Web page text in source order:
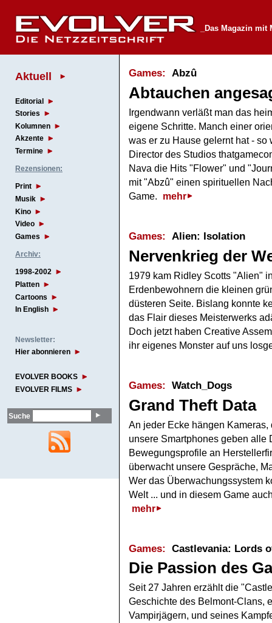
_Das Magazin mit
Aktuell
Editorial
Stories
Kolumnen
Akzente
Termine
Rezensionen:
Print
Musik
Kino
Video
Games
Archiv:
1998-2002
Platten
Cartoons
In English
Newsletter:
Hier abonnieren
EVOLVER BOOKS
EVOLVER FILMS
Suche
Games: Abzû
Abtauchen
Irgendwann verläßt man das
eigene Schritte. Manch einer
was er zu Hause gelernt hat - so
Director des Studios
Nava die Hits "Flower" und
mit "Abzû" einen spirituellen
Game.
mehr
Games: Alien: Isolation
Nervenkrieg der
1979 kam Ridley Scotts "Alien"
Erdenbewohnern die kleinen
düsteren Seite. Bislang konnte
das Flair dieses Meisterwerks
Doch jetzt haben Creative
ihr eigenes Monster auf uns
Games: Watch_Dogs
Grand Theft Data
An jeder Ecke hängen
unsere Smartphones geben alle
Bewegungsprofile an
überwacht unsere Gespräche,
Wer das Überwachungssystem
Welt ... und in diesem Game
mehr
Games: Castlevania: Lords
Die Passion des
Seit 27 Jahren erzählt die
Geschichte des Belmont-Clans,
Vampirjägern, und seines